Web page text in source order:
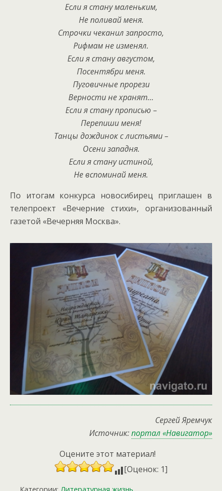
Если я стану маленьким,
Не поливай меня.
Строчки чеканил запросто,
Рифмам не изменял.
Если я стану августом,
Посентябри меня.
Пуговичные прорези
Верности не хранят…
Если я стану прописью –
Перепиши меня!
Танцы дождинок с листьями –
Осени западня.
Если я стану истиной,
Не вспоминай меня.
По итогам конкурса новосибирец приглашен в
телепроект «Вечерние стихи», организованный
газетой «Вечерняя Москва».
Сергей Яремчук
Источник:портал «Навигатор»
Оцените этот материал!
[Оценок: 1]